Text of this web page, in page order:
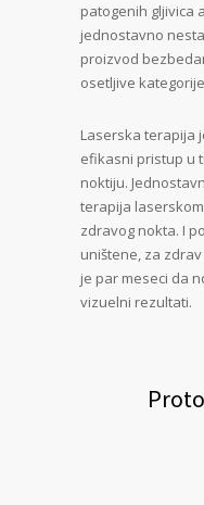
patogenih gljivica
jednostavno
proizvod
osetljive
Laserska terapija
efikasni pristup u
noktiju.
terapija
zdravog nokta. I
uništene, za
je par meseci da
vizuelni rezultati.